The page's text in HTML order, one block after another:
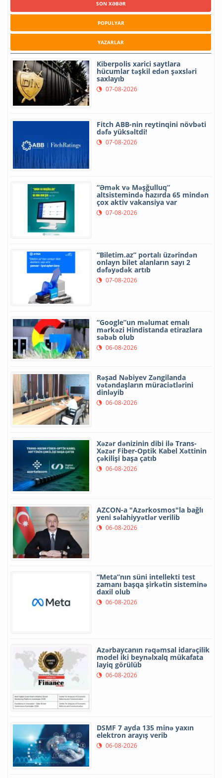
SON XƏBƏR
POPULYAR
YAZARLAR
Kiberpolis xarici saytlara
hücumlar təşkil edən şəxsləri
saxlayıb
07-08-2026
Fitch ABB-nin reytinqini növbəti
dəfə yüksəltdi!
07-08-2026
“Əmək və Məşğulluq”
altsistemində hazırda 65 mindən
çox aktiv vakansiya var
07-08-2026
“Biletim.az” portalı üzərindən
onlayn bilet alanların sayı 2
dəfəyədək artıb
07-08-2026
“Google”un məlumat emalı
mərkəzi Hindistanda etirazlara
səbəb olub
06-08-2026
Rəşad Nəbiyev Zəngilanda
vətəndaşların müraciətlərini
dinləyib
06-08-2026
Xəzər dənizinin dibi ilə Trans-
Xəzər Fiber-Optik Kabel Xəttinin
çəkilişi başa çatıb
06-08-2026
AZCON-a "Azərkosmos"la bağlı
yeni səlahiyyətlər verilib
06-08-2026
“Meta”nın süni intellekti test
zamanı başqa şirkətin sisteminə
daxil olub
06-08-2026
Azərbaycanın rəqəmsal idarəçilik
model iki beynəlxalq mükafata
layiq görülüb
06-08-2026
DSMF 7 ayda 135 minə yaxın
elektron arayış verib
06-08-2026